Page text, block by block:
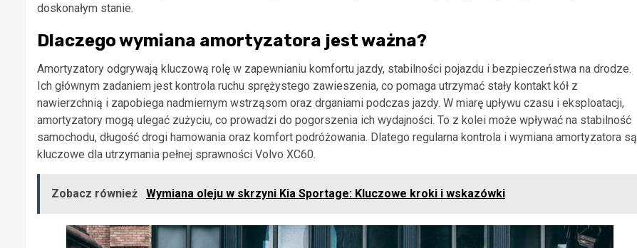
doskonałym stanie.
Dlaczego wymiana amortyzatora jest ważna?
Amortyzatory odgrywają kluczową rolę w zapewnianiu komfortu jazdy, stabilności pojazdu i bezpieczeństwa na drodze.
Ich głównym zadaniem jest kontrola ruchu sprężystego zawieszenia, co pomaga utrzymać stały kontakt kół z
nawierzchnią i zapobiega nadmiernym wstrząsom oraz drganiami podczas jazdy. W miarę upływu czasu i eksploatacji,
amortyzatory mogą ulegać zużyciu, co prowadzi do pogorszenia ich wydajności. To z kolei może wpływać na stabilność
samochodu, długość drogi hamowania oraz komfort podróżowania. Dlatego regularna kontrola i wymiana amortyzatora są
kluczowe dla utrzymania pełnej sprawności Volvo XC60.
Zobacz również Wymiana oleju w skrzyni Kia Sportage: Kluczowe kroki i wskazówki